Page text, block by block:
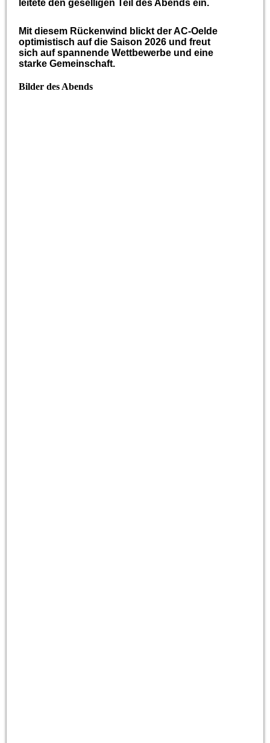
leitete den geselligen Teil des Abends ein.
Mit diesem Rückenwind blickt der AC-Oelde
optimistisch auf die Saison 2026 und freut
sich auf spannende Wettbewerbe und eine
starke Gemeinschaft.
Bilder des Abends